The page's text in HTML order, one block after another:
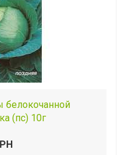
белокочанной
(пс) 10г